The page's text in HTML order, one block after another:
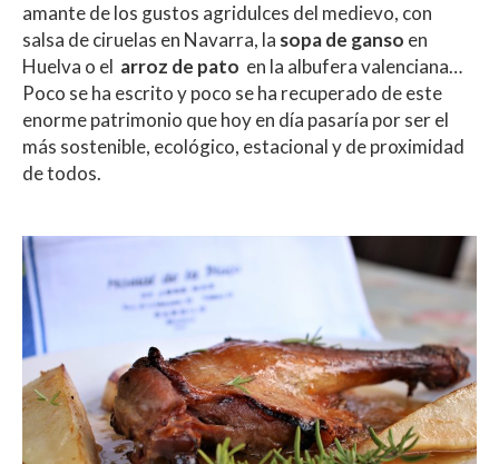
amante de los gustos agridulces del medievo, con
salsa de ciruelas en Navarra, la sopa de ganso en
Huelva o el arroz de pato en la albufera valenciana…
Poco se ha escrito y poco se ha recuperado de este
enorme patrimonio que hoy en día pasaría por ser el
más sostenible, ecológico, estacional y de proximidad
de todos.